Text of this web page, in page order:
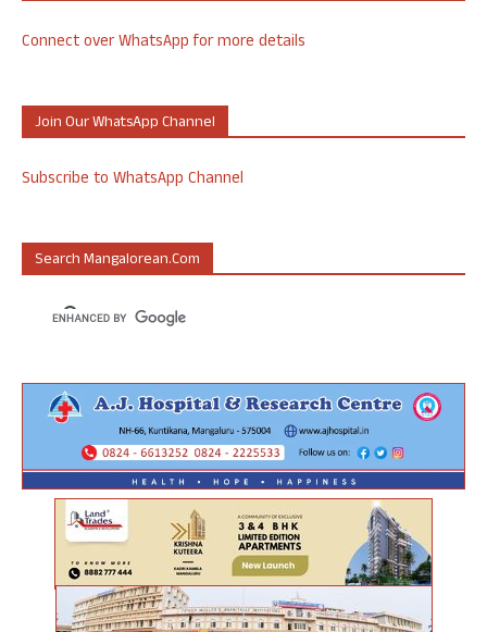
Connect over WhatsApp for more details
Join Our WhatsApp Channel
Subscribe to WhatsApp Channel
Search Mangalorean.com